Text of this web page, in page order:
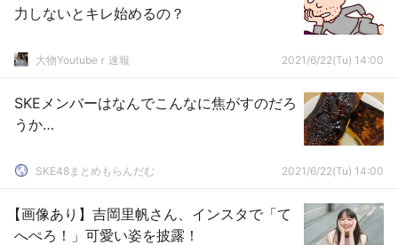
力しないとキレ始めるの？
大物Youtubeｒ速報 2021/6/22(Tu) 14:00
SKEメンバーはなんでこんなに焦がすのだろ
うか…
SKE48まとめもらんだむ 2021/6/22(Tu) 14:00
【画像あり】吉岡里帆さん、インスタで「て
へぺろ！」可愛い姿を披露！